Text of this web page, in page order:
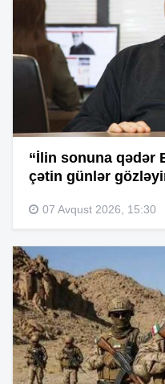
“İlin sonuna qədər
çətin günlər
07 Avqust 2026, 15:30